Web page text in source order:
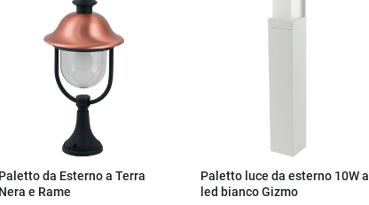
Paletto da Esterno a Terra
Nera e Rame
Paletto luce da esterno 10W a
led bianco Gizmo